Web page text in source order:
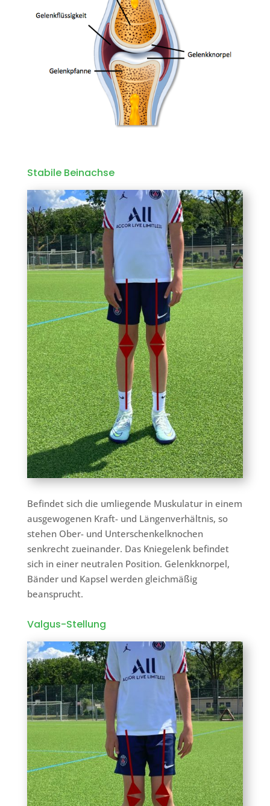
Stabile Beinachse
Befindet sich die umliegende Muskulatur in einem
ausgewogenen Kraft- und Längenverhältnis, so
stehen Ober- und Unterschenkelknochen
senkrecht zueinander. Das Kniegelenk befindet
sich in einer neutralen Position. Gelenkknorpel,
Bänder und Kapsel werden gleichmäßig
beansprucht.
Valgus-Stellung